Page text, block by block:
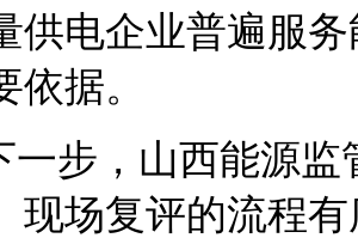
供电企业普遍服
依据。
一步，山西能源
现场复评的流程